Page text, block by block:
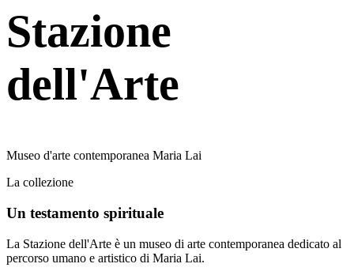
Stazione
dell'Arte
Museo d'arte contemporanea Maria Lai
La collezione
Un testamento spirituale
La Stazione dell'Arte è un museo di arte contemporanea dedicato al
percorso umano e artistico di Maria Lai.